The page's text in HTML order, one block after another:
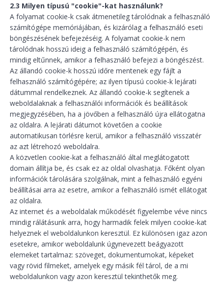
2.3 Milyen típusú "cookie"-kat használunk?
A folyamat cookie-k csak átmenetileg tárolódnak a felhasználó
számítógépe memóriájában, és kizárólag a felhasználó eseti
böngészésének befejezéséig. A folyamat cookie-k nem
tárolódnak hosszú ideig a felhasználó számítógépén, és
mindig eltűnnek, amikor a felhasználó befejezi a böngészést.
Az állandó cookie-k hosszú időre mentenek egy fájlt a
felhasználó számítógépére; az ilyen típusú cookie-k lejárati
dátummal rendelkeznek. Az állandó cookie-k segítenek a
weboldalaknak a felhasználói információk és beállítások
megjegyzésében, ha a jövőben a felhasználó újra ellátogatna
az oldalra. A lejárati dátumot követően a cookie
automatikusan törlésre kerül, amikor a felhasználó visszatér
az azt létrehozó weboldalra.
A közvetlen cookie-kat a felhasználó által meglátogatott
domain állítja be, és csak ez az oldal olvashatja. Főként olyan
információk tárolására szolgálnak, mint a felhasználó egyéni
beállításai arra az esetre, amikor a felhasználó ismét ellátogat
az oldalra.
Az internet és a weboldalak működését figyelembe véve nincs
mindig rálátásunk arra, hogy harmadik felek milyen cookie-kat
helyeznek el weboldalunkon keresztül. Ez különösen igaz azon
esetekre, amikor weboldalunk úgynevezett beágyazott
elemeket tartalmaz: szöveget, dokumentumokat, képeket
vagy rövid filmeket, amelyek egy másik fél tárol, de a mi
weboldalunkon vagy azon keresztül tekinthetők meg.